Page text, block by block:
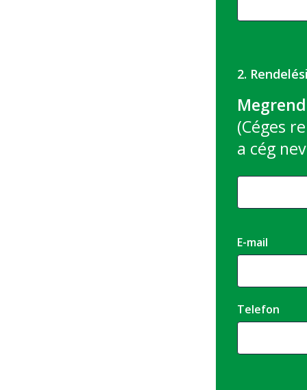
2.
(Céges
a cég
E-mail
Telefon